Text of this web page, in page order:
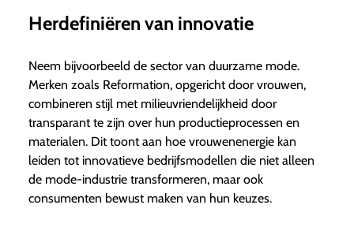
Herdefiniëren van innovatie
Neem bijvoorbeeld de sector van duurzame mode.
Merken zoals Reformation, opgericht door vrouwen,
combineren stijl met milieuvriendelijkheid door
transparant te zijn over hun productieprocessen en
materialen. Dit toont aan hoe vrouwenenergie kan
leiden tot innovatieve bedrijfsmodellen die niet alleen
de mode-industrie transformeren, maar ook
consumenten bewust maken van hun keuzes.